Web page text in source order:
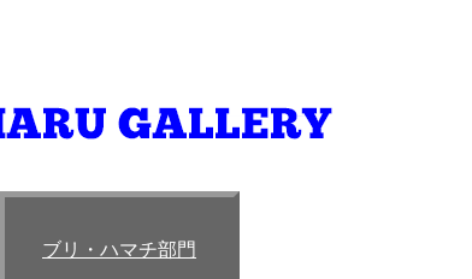
ブリ・ハマチ部門